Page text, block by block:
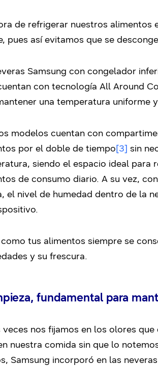
de refrigerar nuestros alimentos
pues así evitamos que se
Samsung con congelador
con tecnología All Around
una temperatura uniforme
modelos cuentan con
por el doble de tiempo[3] sin
siendo el espacio ideal para
de consumo diario. A su vez,
el nivel de humedad dentro de la
como tus alimentos siempre se
y su frescura.
fundamental para
veces nos fijamos en los olores
nuestra comida sin que lo
Samsung incorporó en las